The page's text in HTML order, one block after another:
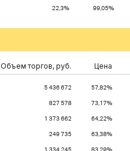
22,3% 99,05%
Объем торгов, руб. Цена
5 436 672 57,82%
827 578 73,17%
1 373 662 64,22%
249 735 63,38%
1 334 245 83,29%